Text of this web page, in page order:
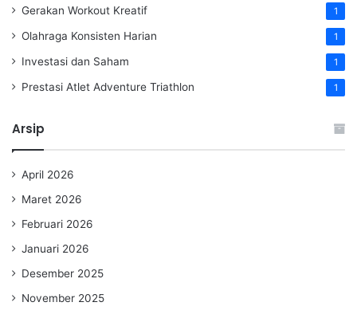
Gerakan Workout Kreatif 1
Olahraga Konsisten Harian 1
Investasi dan Saham 1
Prestasi Atlet Adventure Triathlon 1
Arsip
April 2026
Maret 2026
Februari 2026
Januari 2026
Desember 2025
November 2025